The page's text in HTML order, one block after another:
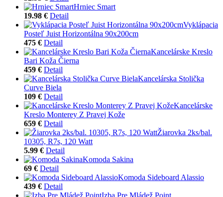
Hrniec Smart
19.98 € Detail
Vyklápacia
Posteľ Juist Horizontálna 90x200cm
475 € Detail
Kancelárske Kreslo
Bari Koža Čierna
459 € Detail
Kancelárska Stolička
Curve Biela
109 € Detail
Kancelárske
Kreslo Monterey Z Pravej Kože
659 € Detail
Žiarovka 2ks/bal.
10305, R7s, 120 Watt
5.99 € Detail
Komoda Sakina
69 € Detail
Komoda Sideboard Alassio
439 € Detail
Izba Pre Mládež Point